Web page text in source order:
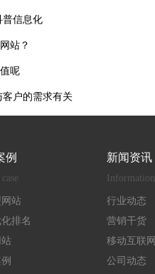
普信息化
站？
呢
户的需求有关
例
站
排名
新闻资讯
Information
行业动态
营销干货
移动互联
公司动态